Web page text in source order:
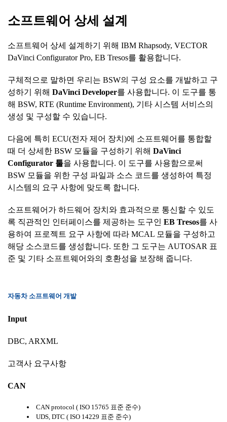
소프트웨어 상세 설계
소프트웨어 상세 설계하기 위해 IBM Rhapsody, VECTOR
DaVinci Configurator Pro, EB Tresos를 활용합니다.
구체적으로 말하면 우리는 BSW의 구성 요소를 개발하고 구
성하기 위해 DaVinci Developer를 사용합니다. 이 도구를 통
해 BSW, RTE (Runtime Environment), 기타 시스템 서비스의
생성 및 구성할 수 있습니다.
다음에 특히 ECU(전자 제어 장치)에 소프트웨어를 통합할
때 더 상세한 BSW 모듈을 구성하기 위해 DaVinci
Configurator 툴을 사용합니다. 이 도구를 사용함으로써
BSW 모듈을 위한 구성 파일과 소스 코드를 생성하여 특정
시스템의 요구 사항에 맞도록 합니다.
소프트웨어가 하드웨어 장치와 효과적으로 통신할 수 있도
록 직관적인 인터페이스를 제공하는 도구인 EB Tresos를 사
용하여 프로젝트 요구 사항에 따라 MCAL 모듈을 구성하고
해당 소스코드를 생성합니다. 또한 그 도구는 AUTOSAR 표
준 및 기타 소프트웨어와의 호환성을 보장해 줍니다.
자동차 소프트웨어 개발
Input
DBC, ARXML
고객사 요구사항
CAN
CAN protocol ( ISO 15765 표준 준수)
UDS, DTC ( ISO 14229 표준 준수)